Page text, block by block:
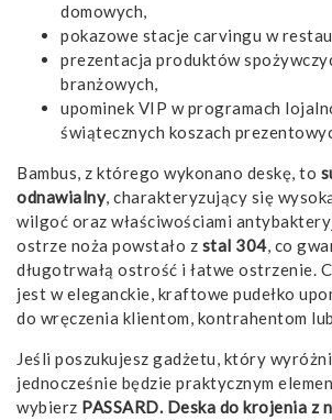
domowych,
pokazowe stacje carvingu w
prezentacja produktów
branżowych,
upominek VIP w programach
świątecznych koszach
Bambus, z którego wykonano deskę, to
odnawialny, charakteryzujący się
wilgoć oraz właściwościami
ostrze noża powstało z stal 304, co
długotrwałą ostrość i łatwe ostrzenie.
jest w eleganckie, kraftowe pudełko
do wręczenia klientom, kontrahentom
Jeśli poszukujesz gadżetu, który
jednocześnie będzie praktycznym
wybierz PASSARD. Deska do krojenia z